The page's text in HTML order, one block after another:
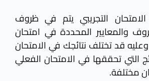
التجريبي يتم في ظروف
والمعايير المحددة في امتحان
قد تختلف نتائجك في الامتحان
التي تحققها في الامتحان الفعلي
مختلفة.